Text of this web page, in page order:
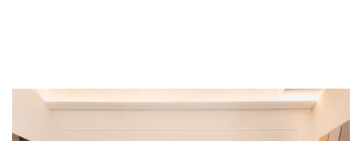
conferirono fascino al luogo. Campo de’ Fiori divenne un
frequentatissimo luogo di passaggio per pellegrini ed